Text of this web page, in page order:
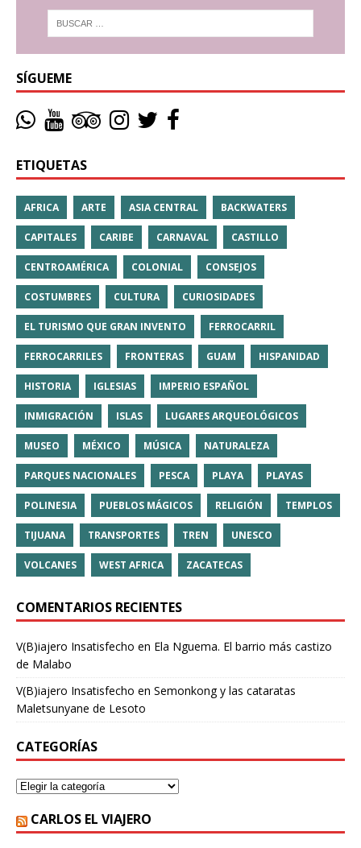
SÍGUEME
ETIQUETAS
AFRICA ARTE ASIA CENTRAL BACKWATERS
CAPITALES CARIBE CARNAVAL CASTILLO
CENTROAMÉRICA COLONIAL CONSEJOS
COSTUMBRES CULTURA CURIOSIDADES
EL TURISMO QUE GRAN INVENTO FERROCARRIL
FERROCARRILES FRONTERAS GUAM HISPANIDAD
HISTORIA IGLESIAS IMPERIO ESPAÑOL
INMIGRACIÓN ISLAS LUGARES ARQUEOLÓGICOS
MUSEO MÉXICO MÚSICA NATURALEZA
PARQUES NACIONALES PESCA PLAYA PLAYAS
POLINESIA PUEBLOS MÁGICOS RELIGIÓN TEMPLOS
TIJUANA TRANSPORTES TREN UNESCO
VOLCANES WEST AFRICA ZACATECAS
COMENTARIOS RECIENTES
V(B)iajero Insatisfecho en Ela Nguema. El barrio más castizo
de Malabo
V(B)iajero Insatisfecho en Semonkong y las cataratas
Maletsunyane de Lesoto
CATEGORÍAS
CARLOS EL VIAJERO